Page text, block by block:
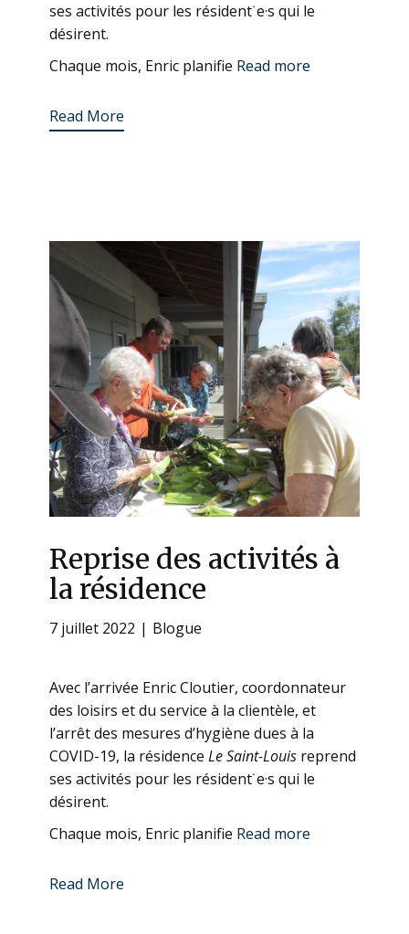
ses activités pour les résident˙e·s qui le
désirent.
Chaque mois, Enric planifie Read more
Read More
Reprise des activités à
la résidence
7 juillet 2022 Blogue
Avec l’arrivée Enric Cloutier, coordonnateur
des loisirs et du service à la clientèle, et
l’arrêt des mesures d’hygiène dues à la
COVID-19, la résidence Le Saint-Louis reprend
ses activités pour les résident˙e·s qui le
désirent.
Chaque mois, Enric planifie Read more
Read More